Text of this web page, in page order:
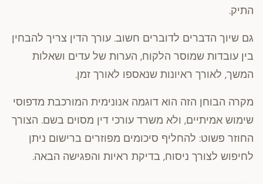
התיק.
גם שיוך הדברים לדוברים חשוב. עורך הדין צריך להבחין
בין עובדות שמוסר הלקוח, הערות של עדים ושאלות
המשך, לאורך ראיונות שנאספו לאורך זמן.
מקרה הבוחן הזה הוא דוגמה אנונימית המורכבת מדפוסי
שימוש אמיתיים, ולא משרד עורכי דין מסוים בשם. הצורך
החוזר פשוט: להחליף סיכומים מפוזרים ברישום ניתן
לחיפוש לצורך ניסוח, בדיקת ראיות והפגישה הבאה.